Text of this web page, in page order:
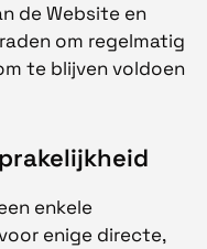
de Website en
om regelmatig
te blijven voldoen
enkele
enige directe,